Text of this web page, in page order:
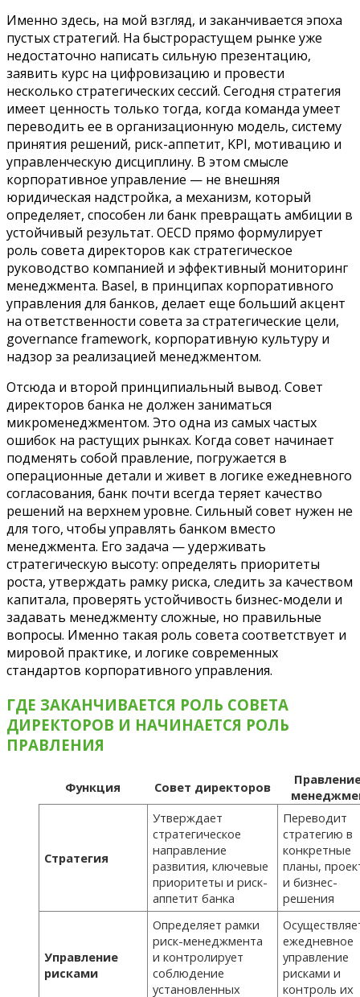
Именно здесь, на мой взгляд, и заканчивается эпоха
пустых стратегий. На быстрорастущем рынке уже
недостаточно написать сильную презентацию,
заявить курс на цифровизацию и провести
несколько стратегических сессий. Сегодня стратегия
имеет ценность только тогда, когда команда умеет
переводить ее в организационную модель, систему
принятия решений, риск-аппетит, KPI, мотивацию и
управленческую дисциплину. В этом смысле
корпоративное управление — не внешняя
юридическая надстройка, а механизм, который
определяет, способен ли банк превращать амбиции в
устойчивый результат. OECD прямо формулирует
роль совета директоров как стратегическое
руководство компанией и эффективный мониторинг
менеджмента. Basel, в принципах корпоративного
управления для банков, делает еще больший акцент
на ответственности совета за стратегические цели,
governance framework, корпоративную культуру и
надзор за реализацией менеджментом.
Отсюда и второй принципиальный вывод. Совет
директоров банка не должен заниматься
микроменеджментом. Это одна из самых частых
ошибок на растущих рынках. Когда совет начинает
подменять собой правление, погружается в
операционные детали и живет в логике ежедневного
согласования, банк почти всегда теряет качество
решений на верхнем уровне. Сильный совет нужен не
для того, чтобы управлять банком вместо
менеджмента. Его задача — удерживать
стратегическую высоту: определять приоритеты
роста, утверждать рамку риска, следить за качеством
капитала, проверять устойчивость бизнес-модели и
задавать менеджменту сложные, но правильные
вопросы. Именно такая роль совета соответствует и
мировой практике, и логике современных
стандартов корпоративного управления.
ГДЕ ЗАКАНЧИВАЕТСЯ РОЛЬ СОВЕТА
ДИРЕКТОРОВ И НАЧИНАЕТСЯ РОЛЬ
ПРАВЛЕНИЯ
Функция Совет директоров
Стратегия
Утверждает
стратегическое
направление
развития, ключевые
приоритеты и риск-
аппетит банка
Переводит
стратегию в
конкретные
планы,
и бизнес-
решения
Управление
рисками
Определяет рамки
риск-менеджмента
и контролирует
соблюдение
установленных
ежедневное
управление
рисками и
контроль их